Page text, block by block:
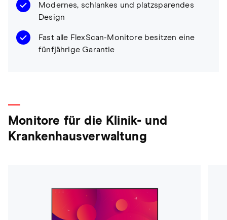
Modernes, schlankes und platzsparendes
Design
Fast alle FlexScan-Monitore besitzen eine
fünfjährige Garantie
Monitore für die Klinik- und
Krankenhausverwaltung